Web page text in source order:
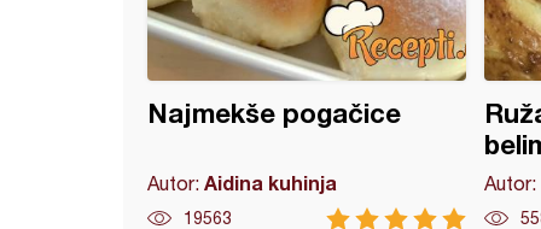
Najmekše pogačice
Autor: Aidina kuhinja
19563
Autor: